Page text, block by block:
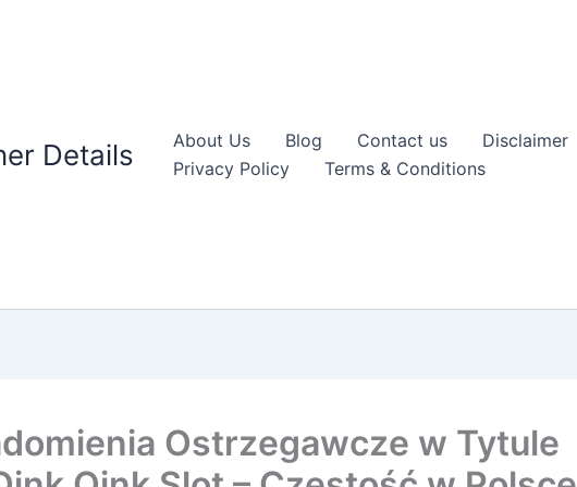
Details About Us Blog Contact us Disclaimer
Privacy Policy
Terms & Conditions
Ostrzegawcze w Tytule